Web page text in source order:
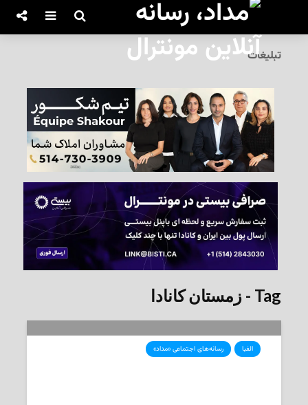
تبلیغات
Tag - زمستان کانادا
الفبا رسانه‌های اجتماعی «مداد»